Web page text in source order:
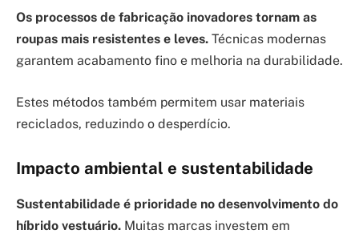
Os processos de fabricação inovadores tornam as
roupas mais resistentes e leves. Técnicas modernas
garantem acabamento fino e melhoria na durabilidade.
Estes métodos também permitem usar materiais
reciclados, reduzindo o desperdício.
Impacto ambiental e sustentabilidade
Sustentabilidade é prioridade no desenvolvimento do
híbrido vestuário. Muitas marcas investem em